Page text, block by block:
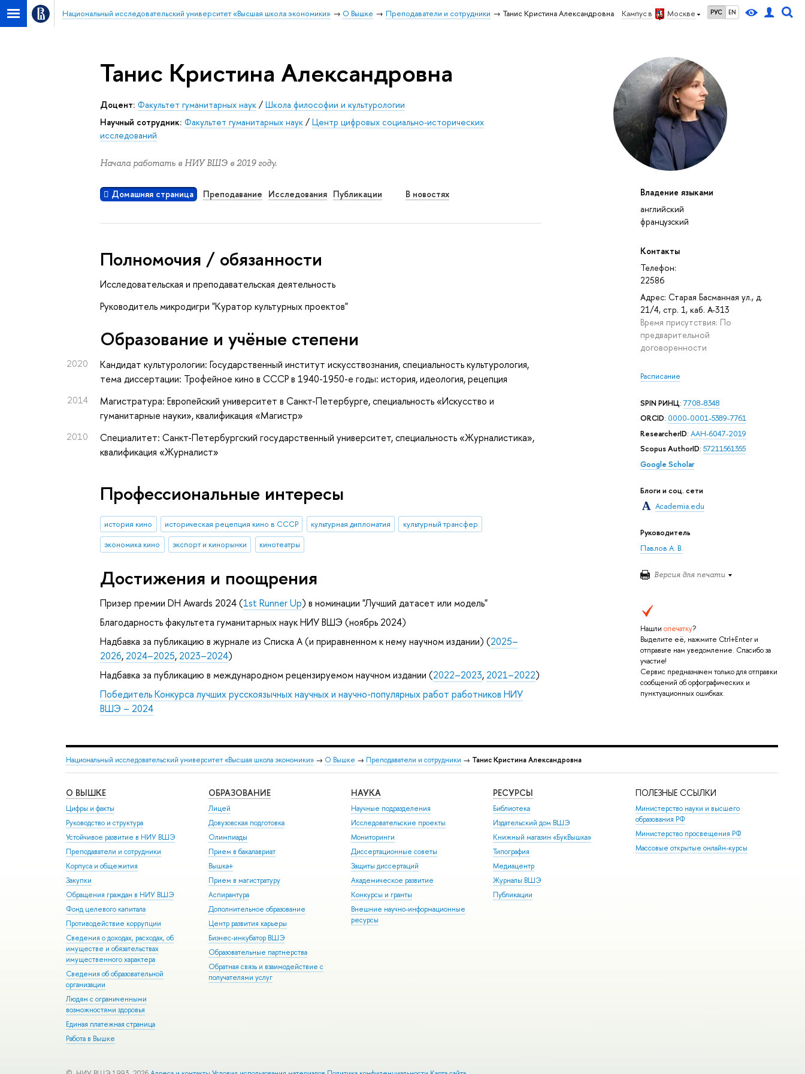
Кампус в Москве РУС EN
Национальный исследовательский университет «Высшая школа экономики» О Вышке Преподаватели и сотрудники Танис Кристина Александровна
Владение языками
английский
французский
Контакты
Телефон:
22586
Адрес: Старая Басманная ул., д.
21/4, стр. 1, каб. А-313
Время присутствия: По
предварительной
договоренности
Расписание
SPIN РИНЦ:7708-8348
ORCID: 0000-0001-5389-7761
ResearcherID: AAH-6047-2019
Scopus AuthorID: 57211561355
Google Scholar
Блоги и соц. сети
Academia.edu
Руководитель
Павлов А. В.
Версия для печати
Нашли опечатку?
Выделите её, нажмите Ctrl+Enter и
отправьте нам уведомление. Спасибо за
участие!
Сервис предназначен только для отправки
сообщений об орфографических и
пунктуационных ошибках.
Танис Кристина Александровна
Доцент: Факультет гуманитарных наук /Школа философии и культурологии
Научный сотрудник: Факультет гуманитарных наук /Центр цифровых социально-исторических
исследований
Начала работать в НИУ ВШЭ в 2019 году.
Домашняя страница Преподавание Исследования Публикации В новостях
Полномочия / обязанности
Исследовательская и преподавательская деятельность
Руководитель микродигри "Куратор культурных проектов"
Oбразование и учёные степени
2020
Кандидат культурологии: Государственный институт искусствознания, специальность культурология,
тема диссертации: Трофейное кино в СССР в 1940-1950-е годы: история, идеология, рецепция
2014
Магистратура: Европейский университет в Санкт-Петербурге, специальность «Искусство и
гуманитарные науки», квалификация «Магистр»
2010
Специалитет: Санкт-Петербургский государственный университет, специальность «Журналистика»,
квалификация «Журналист»
Профессиональные интересы
история кино историческая рецепция кино в СССР культурная дипломатия
культурный трансфер
экономика кино
экспорт и кинорынки кинотеатры
Достижения и поощрения
Призер премии DH Awards 2024 (1st Runner Up) в номинации "Лучший датасет или модель"
Благодарность факультета гуманитарных наук НИУ ВШЭ (ноябрь 2024)
Надбавка за публикацию в журнале из Списка А (и приравненном к нему научном издании) (2025–
2026, 2024–2025, 2023–2024)
Надбавка за публикацию в международном рецензируемом научном издании (2022–2023, 2021–2022)
Победитель Конкурса лучших русскоязычных научных и научно-популярных работ работников НИУ
ВШЭ – 2024
Национальный исследовательский университет «Высшая школа экономики» → О Вышке → Преподаватели и сотрудники → Танис Кристина Александровна
О ВЫШКЕ
Цифры и факты
Руководство и структура
Устойчивое развитие в НИУ ВШЭ
Преподаватели и сотрудники
Корпуса и общежития
Закупки
Обращения граждан в НИУ ВШЭ
Фонд целевого капитала
Противодействие коррупции
Сведения о доходах, расходах, об
имуществе и обязательствах
имущественного характера
Сведения об образовательной
организации
Людям с ограниченными
возможностями здоровья
Единая платежная страница
Работа в Вышке
ОБРАЗОВАНИЕ
Лицей
Довузовская подготовка
Олимпиады
Прием в бакалавриат
Вышка+
Прием в магистратуру
Аспирантура
Дополнительное образование
Центр развития карьеры
Бизнес-инкубатор ВШЭ
Образовательные партнерства
Обратная связь и взаимодействие с
получателями услуг
НАУКА
Научные подразделения
Исследовательские проекты
Мониторинги
Диссертационные советы
Защиты диссертаций
Академическое развитие
Конкурсы и гранты
Внешние научно-информационные
ресурсы
РЕСУРСЫ
Библиотека
Издательский дом ВШЭ
Книжный магазин «БукВышка»
Типография
Медиацентр
Журналы ВШЭ
Публикации
ПОЛЕЗНЫЕ ССЫЛКИ
Министерство науки и высшего
образования РФ
Министерство просвещения РФ
Массовые открытые онлайн-курсы